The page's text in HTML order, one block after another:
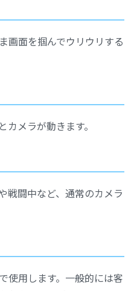
画面を掴んでウリウリする
メラが動きます。
戦闘中など、通常のカメラ
使用します。一般的には客